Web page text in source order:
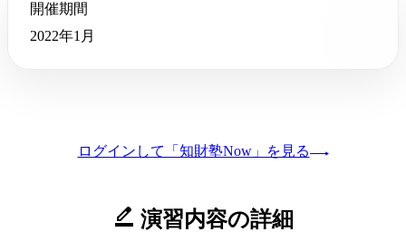
開催期間
2022年1月
ログインして「知財塾Now」を見る
演習内容の詳細